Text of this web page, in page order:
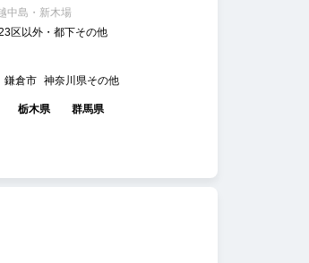
中島・新木場
区以外・都下その他
鎌倉市 神奈川県その他
栃木県 群馬県